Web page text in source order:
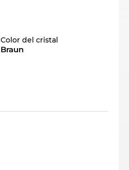
Color del cristal
Braun